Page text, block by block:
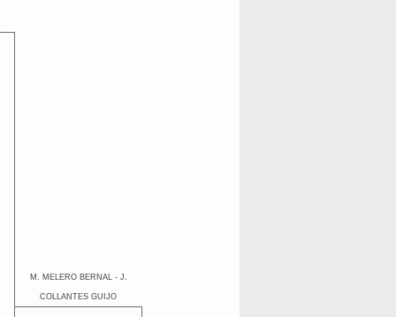
M. MELERO BERNAL - J.
COLLANTES GUIJO